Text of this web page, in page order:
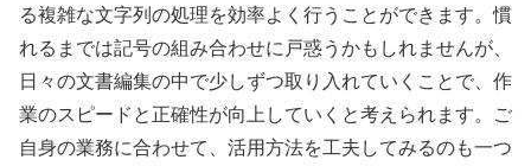
る複雑な文字列の処理を効率よく行うことができます。慣
れるまでは記号の組み合わせに戸惑うかもしれませんが、
日々の文書編集の中で少しずつ取り入れていくことで、作
業のスピードと正確性が向上していくと考えられます。ご
自身の業務に合わせて、活用方法を工夫してみるのも一つ